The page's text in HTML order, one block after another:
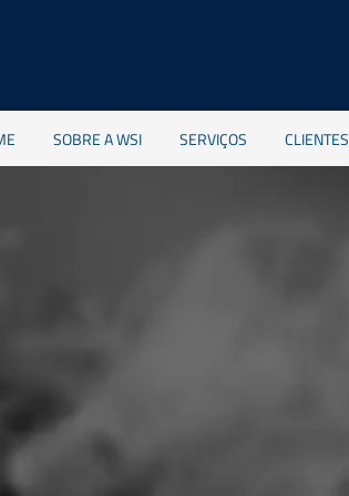
SOBRE A WSI SERVIÇOS CLIENTES